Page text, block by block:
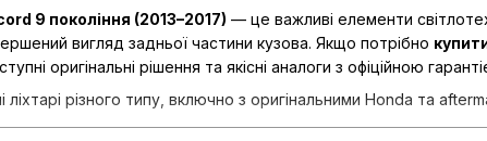
9 покоління (2013–2017) — це важливі елементи
вигляд задньої частини кузова. Якщо потрібно
оригінальні рішення та якісні аналоги з офіційною
різного типу, включно з оригінальними Honda та